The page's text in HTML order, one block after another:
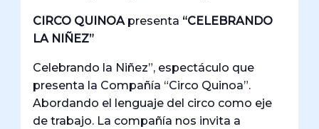
CIRCO QUINOA presenta “CELEBRANDO
LA NIÑEZ”
Celebrando la Niñez”, espectáculo que
presenta la Compañía “Circo Quinoa”.
Abordando el lenguaje del circo como eje
de trabajo. La compañía nos invita a